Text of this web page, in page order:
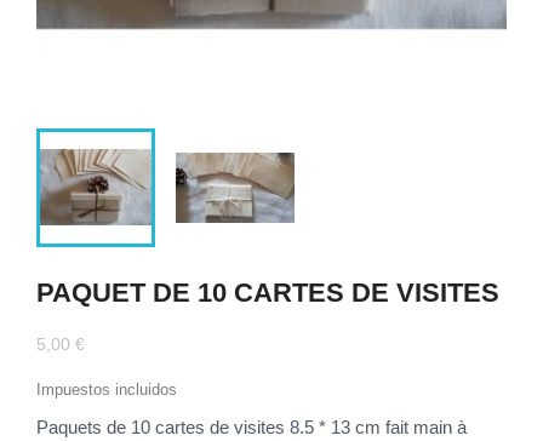
PAQUET DE 10 CARTES DE VISITES
5,00 €
Impuestos incluidos
Paquets de 10 cartes de visites 8.5 * 13 cm fait main à